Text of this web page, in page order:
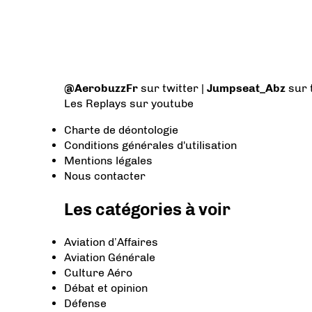
@AerobuzzFr sur twitter | Jumpseat_Abz sur
Les Replays sur youtube
Charte de déontologie
Conditions générales d'utilisation
Mentions légales
Nous contacter
Les catégories à voir
Aviation d’Affaires
Aviation Générale
Culture Aéro
Débat et opinion
Défense